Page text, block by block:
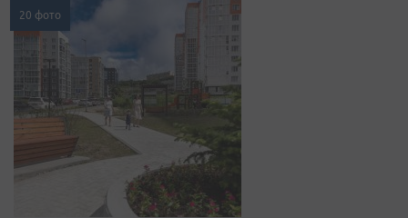
20 фото